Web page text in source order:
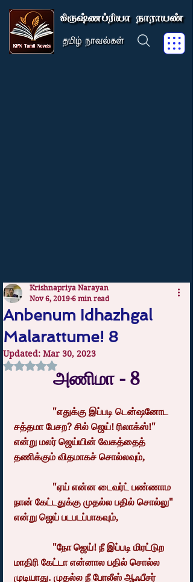
Anbenum Idhazhgal
Malarattume! 8
Krishnapriya Narayan
Nov 6, 2019 6 min read
Updated: Mar 30, 2023
Rated NaN out of 5 stars.
அணிமா - 8
சத்தமா பேசற? சில் ஜெய்! ரிலாக்ஸ்!"
என்று மலர் ஜெய்யின் வேகத்தைத்
தணிக்கும் விதமாகச் சொல்லவும்,
நான் கேட்டதுக்கு முதல்ல பதில் சொல்லு"
என்று ஜெய் படபடப்பாகவும்,
மாதிரி கேட்டா என்னால பதில் சொல்ல
முடியாது. முதல்ல நீ போலீஸ் ஆஃபீசர்